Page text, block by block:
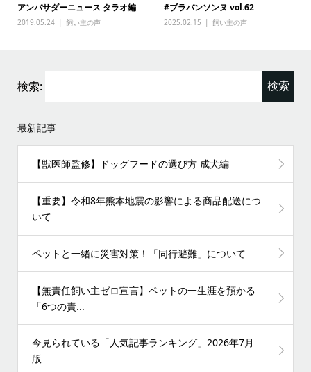
アンバサダーニュース タラオ編
2019.05.24 飼い主の声
#ブラバンソンヌ vol.62
2025.02.15 飼い主の声
検索:
最新記事
【獣医師監修】ドッグフードの選び方 成犬編
【重要】令和8年熊本地震の影響による商品配送につ
いて
ペットと一緒に災害対策！「同行避難」について
【無責任飼い主ゼロ宣言】ペットの一生涯を預かる
「6つの責...
今見られている「人気記事ランキング」2026年7月
版